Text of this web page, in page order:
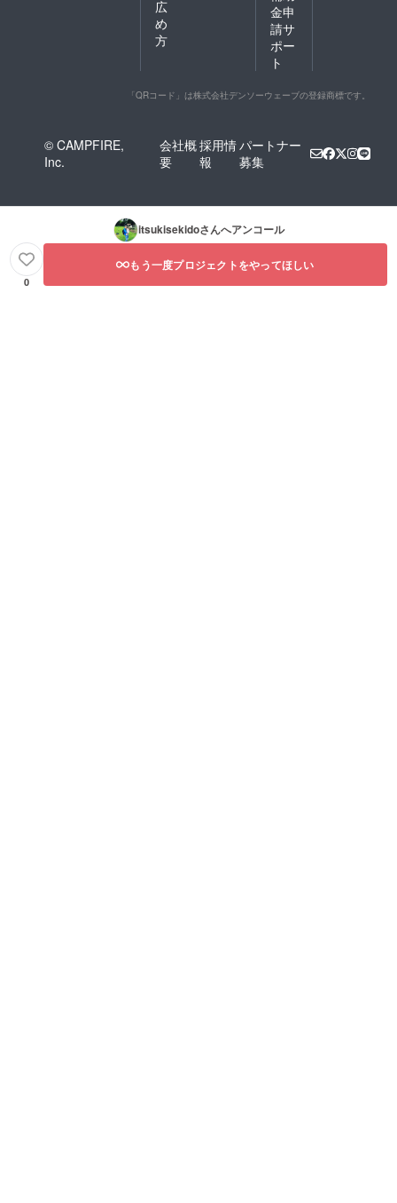
広
め
方
金申
請サ
ポー
ト
「QRコード」は株式会社デンソーウェーブの登録商標です。
© CAMPFIRE,
Inc.
会社概
要
採用情
報
パートナー
募集
itsukisekidoさんへアンコール
0
もう一度プロジェクトをやってほしい